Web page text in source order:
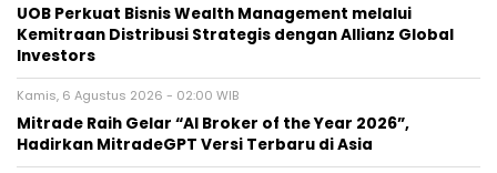
UOB Perkuat Bisnis Wealth Management melalui
Kemitraan Distribusi Strategis dengan Allianz Global
Investors
Kamis, 6 Agustus 2026 - 02:00 WIB
Mitrade Raih Gelar “AI Broker of the Year 2026”,
Hadirkan MitradeGPT Versi Terbaru di Asia